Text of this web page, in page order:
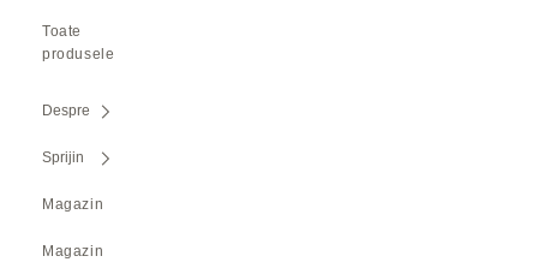
Toate
produsele
Despre
Sprijin
Magazin
Magazin